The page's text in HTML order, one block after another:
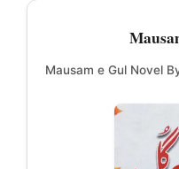
Mausam e Gul Novel